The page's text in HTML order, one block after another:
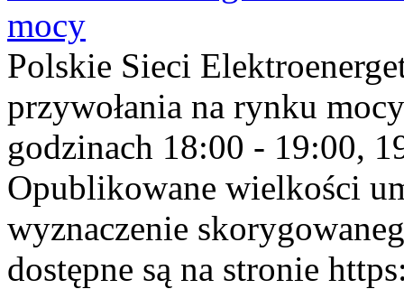
mocy
Polskie Sieci
przywołania na rynku
godzinach 18:00 - 19:00,
Opublikowane wielkości
wyznaczenie
dostępne są na stronie